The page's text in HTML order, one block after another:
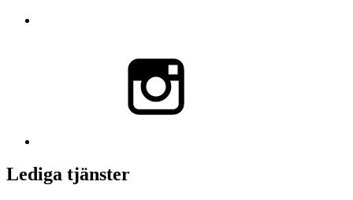
Lediga tjänster